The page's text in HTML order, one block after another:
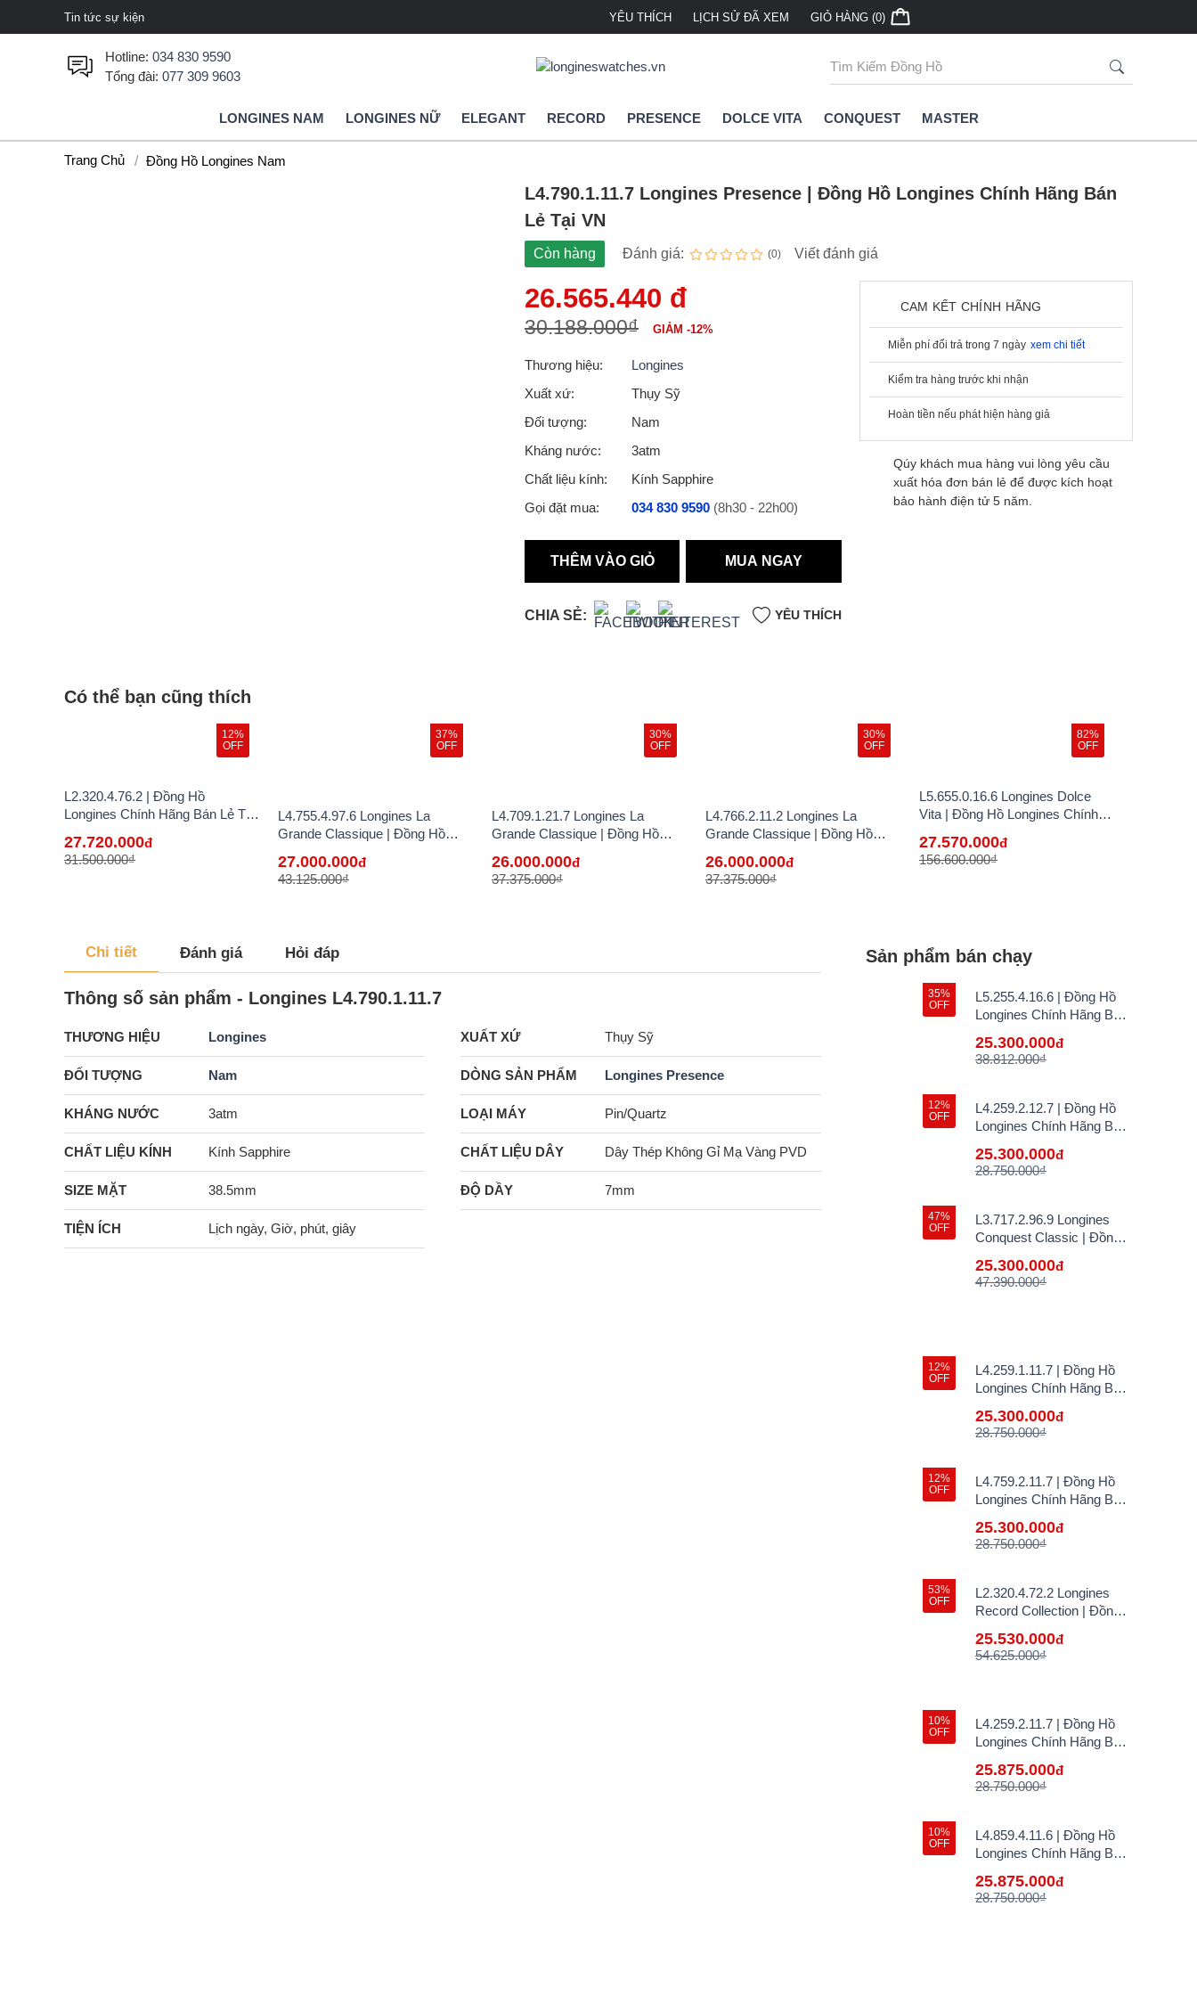
Tin tức sự kiện YÊU THÍCH LỊCH SỬ ĐÃ XEM GIỎ HÀNG (0)
Hotline: 034 830 9590
Tổng đài: 077 309 9603
LONGINES NAM LONGINES NỮ ELEGANT RECORD PRESENCE DOLCE VITA CONQUEST MASTER
Trang Chủ Đồng Hồ Longines Nam
L4.790.1.11.7 Longines Presence | Đồng Hồ Longines Chính Hãng Bán
Lẻ Tại VN
Còn hàng Đánh giá: (0) Viết đánh giá
26.565.440 đ
30.188.000₫ GIẢM -12%
Thương hiệu:
Longines
Xuất xứ:
Thụy Sỹ
Đối tượng:
Nam
Kháng nước:
3atm
Chất liệu kính:
Kính Sapphire
Gọi đặt mua:
034 830 9590 (8h30 - 22h00)
THÊM VÀO GIỎ MUA NGAY
CHIA SẺ: YÊU THÍCH
CAM KẾT CHÍNH HÃNG
Miễn phí đổi trả trong 7 ngày xem chi tiết
Kiểm tra hàng trước khi nhận
Hoàn tiền nếu phát hiện hàng giả
Qúy khách mua hàng vui lòng yêu cầu
xuất hóa đơn bán lẻ để được kích hoạt
bảo hành điện tử 5 năm.
Có thể bạn cũng thích
12%
OFF
L2.320.4.76.2 | Đồng Hồ
Longines Chính Hãng Bán Lẻ Tại
27.720.000đ
31.500.000₫
37%
OFF
L4.755.4.97.6 Longines La
Grande Classique | Đồng Hồ
VN
27.000.000đ
43.125.000₫
30%
OFF
L4.709.1.21.7 Longines La
Grande Classique | Đồng Hồ
VN
26.000.000đ
37.375.000₫
30%
OFF
L4.766.2.11.2 Longines La
Grande Classique | Đồng Hồ
VN
26.000.000đ
37.375.000₫
82%
OFF
L5.655.0.16.6 Longines Dolce
Vita | Đồng Hồ Longines Chính
27.570.000đ
156.600.000₫
Chi tiết Đánh giá Hỏi đáp
Thông số sản phẩm - Longines L4.790.1.11.7
THƯƠNG HIỆU Longines XUẤT XỨ Thụy Sỹ
ĐỐI TƯỢNG Nam DÒNG SẢN PHẨM Longines Presence
KHÁNG NƯỚC 3atm LOẠI MÁY Pin/Quartz
CHẤT LIỆU KÍNH Kính Sapphire CHẤT LIỆU DÂY Dây Thép Không Gỉ Mạ Vàng PVD
SIZE MẶT 38.5mm ĐỘ DẦY 7mm
TIỆN ÍCH Lịch ngày, Giờ, phút, giây
Sản phẩm bán chạy
35%
OFF
L5.255.4.16.6 | Đồng Hồ
Longines Chính Hãng Bán
25.300.000đ
38.812.000₫
12%
OFF
L4.259.2.12.7 | Đồng Hồ
Longines Chính Hãng Bán
25.300.000đ
28.750.000₫
47%
OFF
L3.717.2.96.9 Longines
Conquest Classic | Đồng
Bán Lẻ Tại VN
25.300.000đ
47.390.000₫
12%
OFF
L4.259.1.11.7 | Đồng Hồ
Longines Chính Hãng Bán
25.300.000đ
28.750.000₫
12%
OFF
L4.759.2.11.7 | Đồng Hồ
Longines Chính Hãng Bán
25.300.000đ
28.750.000₫
53%
OFF
L2.320.4.72.2 Longines
Record Collection | Đồng
Bán Lẻ Tại VN
25.530.000đ
54.625.000₫
10%
OFF
L4.259.2.11.7 | Đồng Hồ
Longines Chính Hãng Bán
25.875.000đ
28.750.000₫
10%
OFF
L4.859.4.11.6 | Đồng Hồ
Longines Chính Hãng Bán
25.875.000đ
28.750.000₫